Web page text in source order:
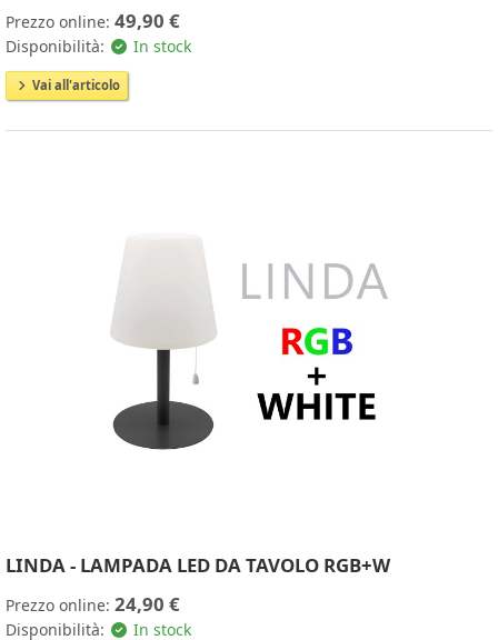
Prezzo online: 49,90 €
Disponibilità: In stock
Vai all'articolo
LINDA - LAMPADA LED DA TAVOLO RGB+W
Prezzo online: 24,90 €
Disponibilità: In stock